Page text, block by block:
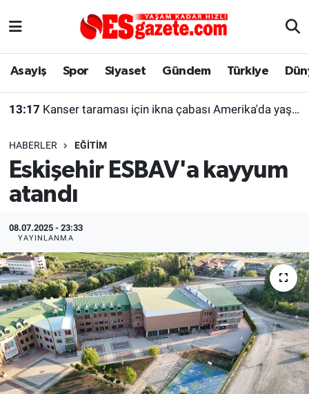
Asayiş Spor Siyaset Gündem Türkiye
13:17 Kanser taraması için ikna çabası Amerika'da yaşayan kadını şaşırttı
HABERLER EĞITIM
Eskişehir ESBAV'a kayyum
atandı
08.07.2025 - 23:33
YAYINLANMA
Asayiş
Gündem
Türkiye
Dünya
Sağlık
Alış-Veriş/İş dünyası
Yaşam
Eskişehirspor Arşivi
Eskişehir Arşivi
Röportaj
Ekonomi
Kültür Sanat
Politika
Bilecik
Eskişehir Nöbetçi Eczaneler
Süper Lig Puan Durumu ve Fikstür
Tüm Manşetler
Son Dakika Haberleri
Haber Arşivi